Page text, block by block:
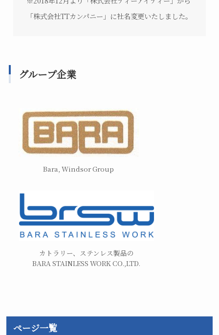
「株式会社TTカンパニー」に社名変更いたしました。
グループ企業
Bara, Windsor Group
カトラリー、ステンレス製品の
BARA STAINLESS WORK CO.,LTD.
ページ一覧